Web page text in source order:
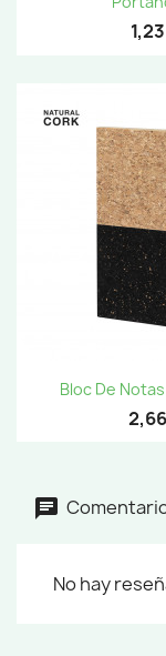
Bloc De
No hay